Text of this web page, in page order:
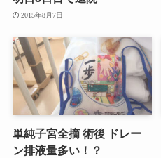
2015年8月7日
単純子宮全摘 術後 ドレー
ン排液量多い！？